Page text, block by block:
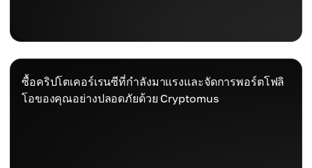
ซื้อคริปโตเคอร์เรนซีที่กำลังมาแรงและจัดการพอร์ตโฟลิ
โอของคุณอย่างปลอดภัยด้วย Cryptomus